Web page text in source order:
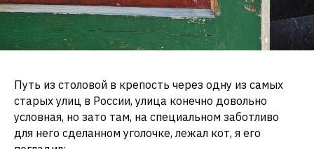
Путь из столовой в крепость через одну из самых
старых улиц в России, улица конечно довольно
условная, но зато там, на специальном заботливо
для него сделанном уголочке, лежал кот, я его